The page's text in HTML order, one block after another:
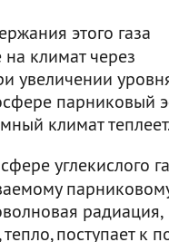
этого газа
на климат через
увеличении
парниковый
климат
углекислого
радиация,
поступает к